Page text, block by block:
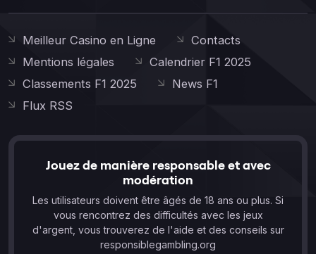
Meilleur Casino en Ligne
Contacts
Mentions légales
Calendrier F1 2025
Classements F1 2025
News F1
Flux RSS
Jouez de manière responsable et avec
modération
Les utilisateurs doivent être âgés de 18 ans ou plus. Si
vous rencontrez des difficultés avec les jeux
d'argent, vous trouverez de l'aide et des conseils sur
responsiblegambling.org